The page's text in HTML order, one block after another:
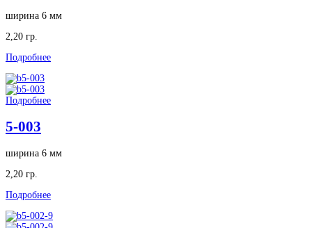
ширина 6 мм
2,20 гр.
Подробнее
Подробнее
5-003
ширина 6 мм
2,20 гр.
Подробнее